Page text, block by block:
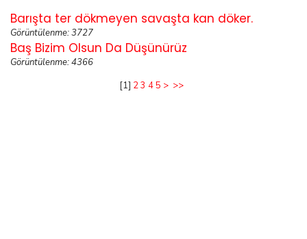
Barışta ter dökmeyen savaşta kan döker.
Görüntülenme: 3727
Baş Bizim Olsun Da Düşünürüz
Görüntülenme: 4366
[1] 23 45 > >>